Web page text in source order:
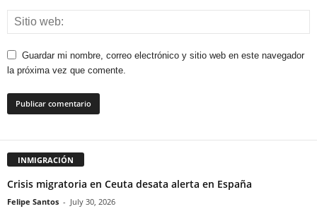
Guardar mi nombre, correo electrónico y sitio web en este navegador
la próxima vez que comente.
INMIGRACIÓN
Crisis migratoria en Ceuta desata alerta en España
Felipe Santos - July 30, 2026